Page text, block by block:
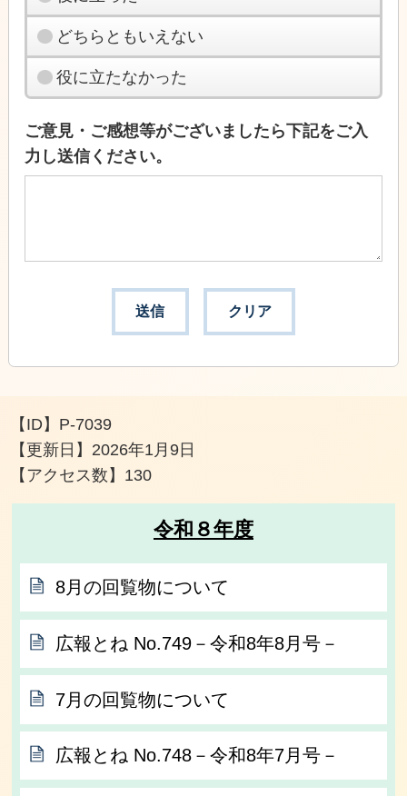
どちらともいえない
役に立たなかった
ご意見・ご感想等がございましたら下記をご入
力し送信ください。
【ID】 P-7039
【更新日】 2026年1月9日
【アクセス数】 130
令和８年度
8月の回覧物について
広報とね No.749－令和8年8月号－
7月の回覧物について
広報とね No.748－令和8年7月号－